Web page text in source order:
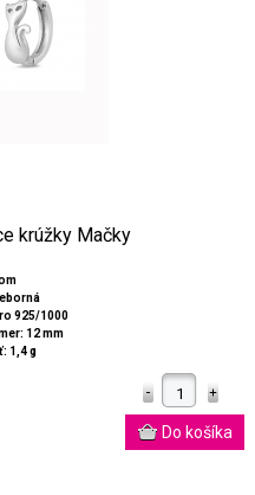
krúžky Mačky
925/1000
12 mm
1,4 g